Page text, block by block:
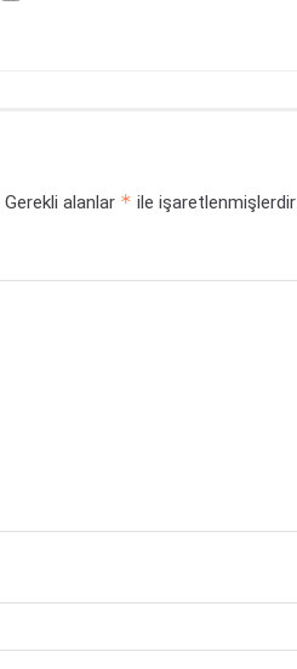
Gerekli alanlar * ile işaretlenmişlerdir